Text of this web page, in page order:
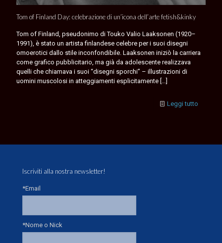
Tom of Finland Day: celebrazione di un’icona dell’arte fetish&kinky
Tom of Finland, pseudonimo di Touko Valio Laaksonen (1920–
1991), è stato un artista finlandese celebre per i suoi disegni
omoerotici dallo stile inconfondibile. Laaksonen iniziò la carriera
come grafico pubblicitario, ma già da adolescente realizzava
quelli che chiamava i suoi “disegni sporchi” – illustrazioni di
uomini muscolosi in atteggiamenti esplicitamente […]
Leggi tutto
Iscriviti alla nostra newsletter!
*Email
*Nome o Nick